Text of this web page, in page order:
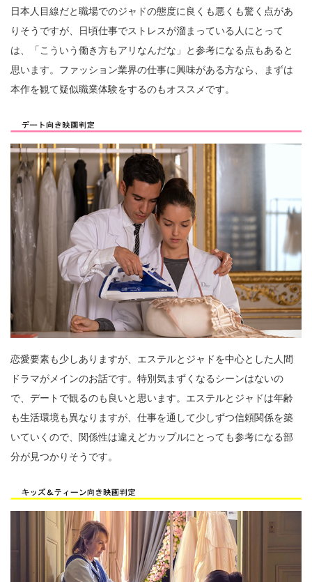
日本人目線だと職場でのジャドの態度に良くも悪くも驚く点があ
りそうですが、日頃仕事でストレスが溜まっている人にとって
は、「こういう働き方もアリなんだな」と参考になる点もあると
思います。ファッション業界の仕事に興味がある方なら、まずは
本作を観て疑似職業体験をするのもオススメです。
恋愛要素も少しありますが、エステルとジャドを中心とした人間
ドラマがメインのお話です。特別気まずくなるシーンはないの
で、デートで観るのも良いと思います。エステルとジャドは年齢
も生活環境も異なりますが、仕事を通して少しずつ信頼関係を築
いていくので、関係性は違えどカップルにとっても参考になる部
分が見つかりそうです。